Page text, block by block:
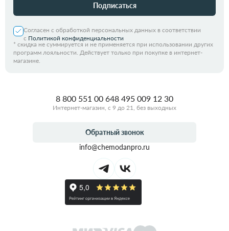
Подписаться
Согласен с обработкой персональных данных в соответствии
с Политикой конфиденциальности
* скидка не суммируется и не применяется при использовании других
программ лояльности. Действует только при покупке в интернет-
магазине.
8 800 551 00 648 495 009 12 30
Интернет-магазин, с 9 до 21, без выходных
Обратный звонок
info@chemodanpro.ru